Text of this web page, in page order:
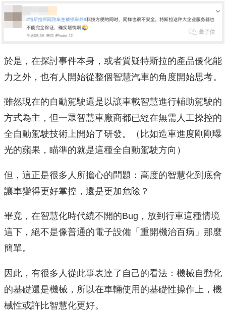
於是，在探討事件本身，或者質疑特斯拉的產品優化能
力之外，也有人開始從整個智慧汽車的角度開始思考。
雖然現在的自動駕駛還是以讓車載智慧進行輔助駕駛的
方式為主，但一眾智慧車廠商都已經在無需人工操控的
全自動駕駛技術上開始了研發。（比如造車進度剛剛曝
光的蘋果，瞄準的就是這種全自動駕駛方向）
但，這正是很多人所擔心的問題：高度的智慧化到底會
讓車變得更好掌控，還是更加危險？
畢竟，在智慧化時代繞不開的Bug，放到行車這種情境
這下，絕不是像普通的電子設備「重開機治百病」那麼
簡單。
因此，有很多人從此事表達了自己的看法：機械自動化
的基礎還是機械，所以在車輛使用的基礎性操作上，機
械性或許比智慧化更好。